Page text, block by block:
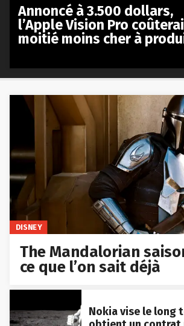
DISNEY
The Mandalorian
ce que l’on sait déjà
Nokia vise le long
Annoncé à 3.500 dollars,
l’Apple Vision Pro
moitié moins cher à